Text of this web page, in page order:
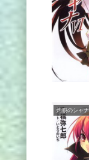
灼眼のシャナ